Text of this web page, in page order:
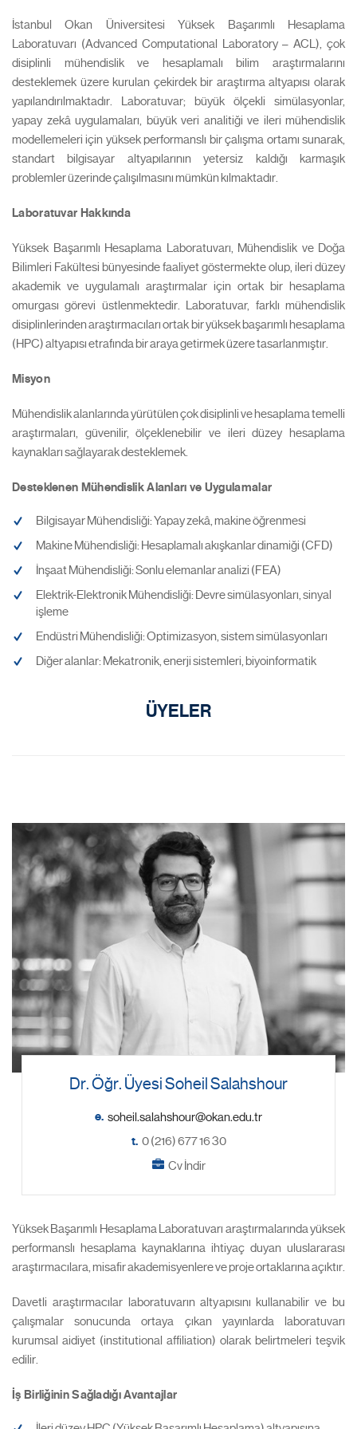
İstanbul Okan Üniversitesi Yüksek Başarımlı Hesaplama
Laboratuvarı (Advanced Computational Laboratory – ACL), çok
disiplinli mühendislik ve hesaplamalı bilim araştırmalarını
desteklemek üzere kurulan çekirdek bir araştırma altyapısı olarak
yapılandırılmaktadır. Laboratuvar; büyük ölçekli simülasyonlar,
yapay zekâ uygulamaları, büyük veri analitiği ve ileri mühendislik
modellemeleri için yüksek performanslı bir çalışma ortamı sunarak,
standart bilgisayar altyapılarının yetersiz kaldığı karmaşık
problemler üzerinde çalışılmasını mümkün kılmaktadır.
Laboratuvar Hakkında
Yüksek Başarımlı Hesaplama Laboratuvarı, Mühendislik ve Doğa
Bilimleri Fakültesi bünyesinde faaliyet göstermekte olup, ileri düzey
akademik ve uygulamalı araştırmalar için ortak bir hesaplama
omurgası görevi üstlenmektedir. Laboratuvar, farklı mühendislik
disiplinlerinden araştırmacıları ortak bir yüksek başarımlı hesaplama
(HPC) altyapısı etrafında bir araya getirmek üzere tasarlanmıştır.
Misyon
Mühendislik alanlarında yürütülen çok disiplinli ve hesaplama temelli
araştırmaları, güvenilir, ölçeklenebilir ve ileri düzey hesaplama
kaynakları sağlayarak desteklemek.
Desteklenen Mühendislik Alanları ve Uygulamalar
Bilgisayar Mühendisliği: Yapay zekâ, makine öğrenmesi
Makine Mühendisliği: Hesaplamalı akışkanlar dinamiği (CFD)
İnşaat Mühendisliği: Sonlu elemanlar analizi (FEA)
Elektrik-Elektronik Mühendisliği: Devre simülasyonları, sinyal
işleme
Endüstri Mühendisliği: Optimizasyon, sistem simülasyonları
Diğer alanlar: Mekatronik, enerji sistemleri, biyoinformatik
ÜYELER
Dr. Öğr. Üyesi Soheil Salahshour
e.
t. 0 (216) 677 16 30
Cv İndir
Yüksek Başarımlı Hesaplama Laboratuvarı araştırmalarında yüksek
performanslı hesaplama kaynaklarına ihtiyaç duyan uluslararası
araştırmacılara, misafir akademisyenlere ve proje ortaklarına açıktır.
Davetli araştırmacılar laboratuvarın altyapısını kullanabilir ve bu
çalışmalar sonucunda ortaya çıkan yayınlarda laboratuvarı
kurumsal aidiyet (institutional affiliation) olarak belirtmeleri teşvik
edilir.
İş Birliğinin Sağladığı Avantajlar